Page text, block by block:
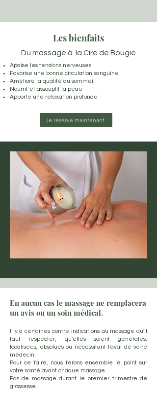
Les bienfaits
Du massage à la Cire de Bougie
Apaise les tensions nerveuses
Favorise une bonne circulation sanguine
Améliore la qualité du sommeil
Nourrit et assouplit la peau
Apporte une relaxation profonde​​​​​​​
Je réserve maintenant
En aucun cas le massage ne remplacera
un avis ou un soin médical.
Il y a certaines contre-indications au massage qu'il
faut respecter, qu'elles soient générales,
localisées, absolues ou nécessitant l'aval de votre
médecin.
Pour ce faire, nous ferons ensemble le point sur
votre santé avant chaque massage.
Pas de massage durant le premier trimestre de
grossesse.